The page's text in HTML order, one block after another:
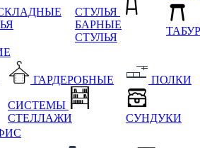
СТУЛЬЯ
БАРНЫЕ
СТУЛЬЯ
ГАРДЕРОБНЫЕ
СИСТЕМЫ
СТЕЛЛАЖИ
ПОЛКИ
СУНДУКИ